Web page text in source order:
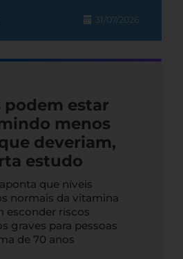
31/07/2026
podem estar
menos
deveriam,
estudo
que níveis
normais da vitamina
esconder riscos
graves para pessoas
de 70 anos